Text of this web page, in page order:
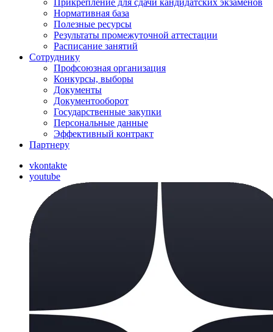
Прикрепление для сдачи кандидатских экзаменов
Нормативная база
Полезные ресурсы
Результаты промежуточной аттестации
Расписание занятий
Сотруднику
Профсоюзная организация
Конкурсы, выборы
Документы
Документооборот
Государственные закупки
Персональные данные
Эффективный контракт
Партнеру
vkontakte
youtube